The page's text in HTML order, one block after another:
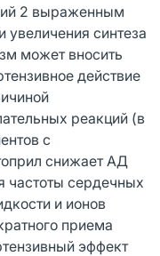
2 выраженным
синтеза
может вносить
действие
реакций (в
с
снижает АД
частоты сердечных
и ионов
приема
эффект